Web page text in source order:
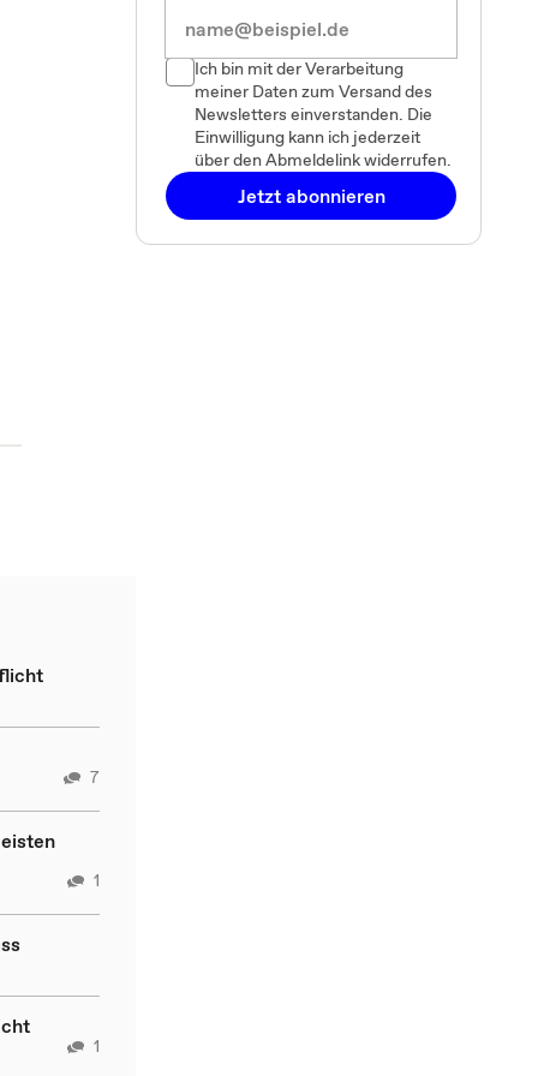
7
1
1
Ich bin mit der Verarbeitung
meiner Daten zum Versand des
Newsletters einverstanden. Die
Einwilligung kann ich jederzeit
über den Abmeldelink widerrufen.
Jetzt abonnieren